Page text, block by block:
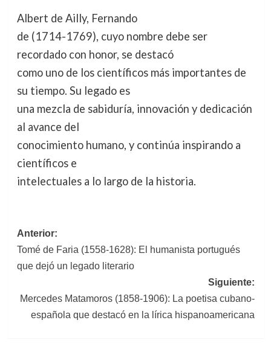
Albert de Ailly, Fernando
de (1714-1769), cuyo nombre debe ser
recordado con honor, se destacó
como uno de los científicos más importantes de
su tiempo. Su legado es
una mezcla de sabiduría, innovación y dedicación
al avance del
conocimiento humano, y continúa inspirando a
científicos e
intelectuales a lo largo de la historia.
Navegación
de
entradas
Anterior:
Tomé de Faria (1558-1628): El humanista portugués
que dejó un legado literario
Siguiente:
Mercedes Matamoros (1858-1906): La poetisa cubano-
española que destacó en la lírica hispanoamericana